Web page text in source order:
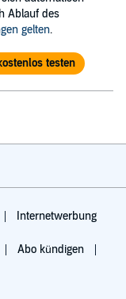
Ablauf des
gelten.
testen
Internetwerbung
Abo kündigen